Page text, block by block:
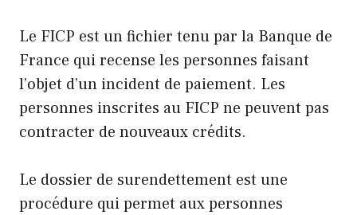
Le FICP est un fichier tenu par la Banque de
France qui recense les personnes faisant
l’objet d’un incident de paiement. Les
personnes inscrites au FICP ne peuvent pas
contracter de nouveaux crédits.
Le dossier de surendettement est une
procédure qui permet aux personnes